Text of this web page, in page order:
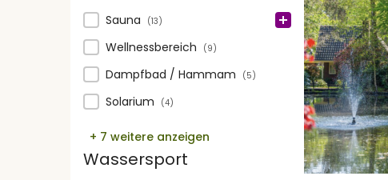
Wellness
Sauna (13)
Wellnessbereich (9)
Dampfbad / Hammam (5)
Solarium (4)
+ 7 weitere anzeigen
Wassersport